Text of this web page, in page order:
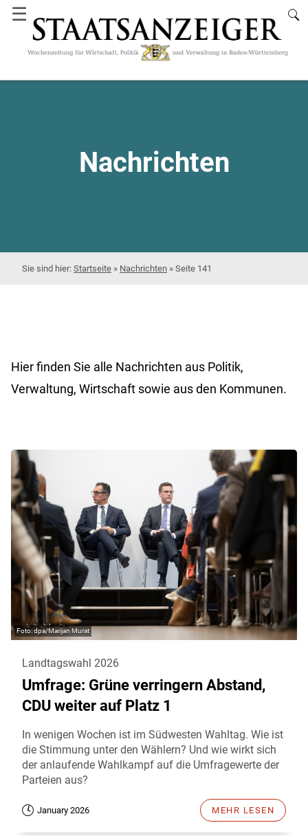
☰
Nachrichten
Startseite » Nachrichten » Seite 141
Hier finden Sie alle Nachrichten aus Politik,
Verwaltung, Wirtschaft sowie aus den Kommunen.
dpa/Marijan Murat
Landtagswahl 2026
Umfrage: Grüne verringern Abstand,
CDU weiter auf Platz 1
In wenigen Wochen ist im Südwesten Wahltag. Wie ist
die Stimmung unter den Wählern? Und wie wirkt sich
der anlaufende Wahlkampf auf die Umfragewerte der
Parteien aus?
January 2026 MEHR LESEN